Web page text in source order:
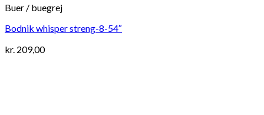
Buer / buegrej
Bodnik whisper streng-8-54″
kr. 209,00